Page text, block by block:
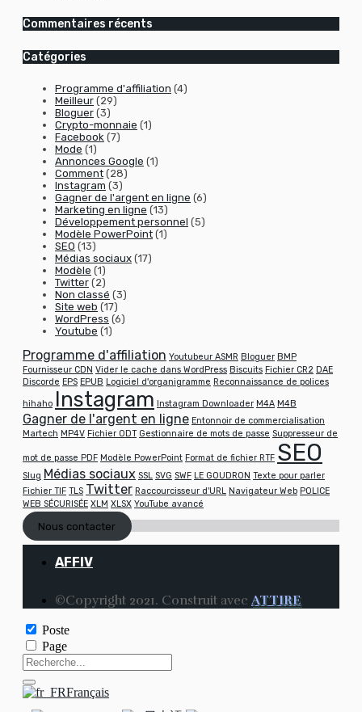
Commentaires récents
Catégories
Programme d'affiliation (4)
Meilleur (29)
Bloguer (3)
Crypto-monnaie (1)
Facebook (7)
Mode (1)
Annonces Google (1)
Comment (28)
Instagram (3)
Gagner de l'argent en ligne (6)
Marketing en ligne (13)
Développement personnel (5)
Modèle PowerPoint (1)
SEO (13)
Médias sociaux (17)
Modèle (1)
Twitter (2)
Non classé (3)
Site web (17)
WordPress (6)
Youtube (1)
Programme d'affiliation Youtubeur ASMR Bloguer BMP
Fournisseur CDN Vider le cache dans WordPress Biscuits Fichier CR2 DAE
Discorde EPS EPUB Logiciel d'organigramme Reconnaissance de polices
hihaho Instagram Instagram Downloader M4A M4B
Gagner de l'argent en ligne Entonnoir de commercialisation
Martech MP4V Fichier ODT Gestionnaire de mots de passe Suppresseur de
mot de passe PDF Modèle PowerPoint Format de fichier RTF SEO
Slug Médias sociaux SSL SVG SWF LE GOUDRON Texte pour parler
Fichier TIF TLS Twitter Raccourcisseur d'URL Navigateur Web POLICE
WEB SÉCURISÉE XLM XLSX YouTube avancé
Nous contacter
AFFIV
©Copyright 2021. Construit avec ATTIRE
Poste
Page
Français